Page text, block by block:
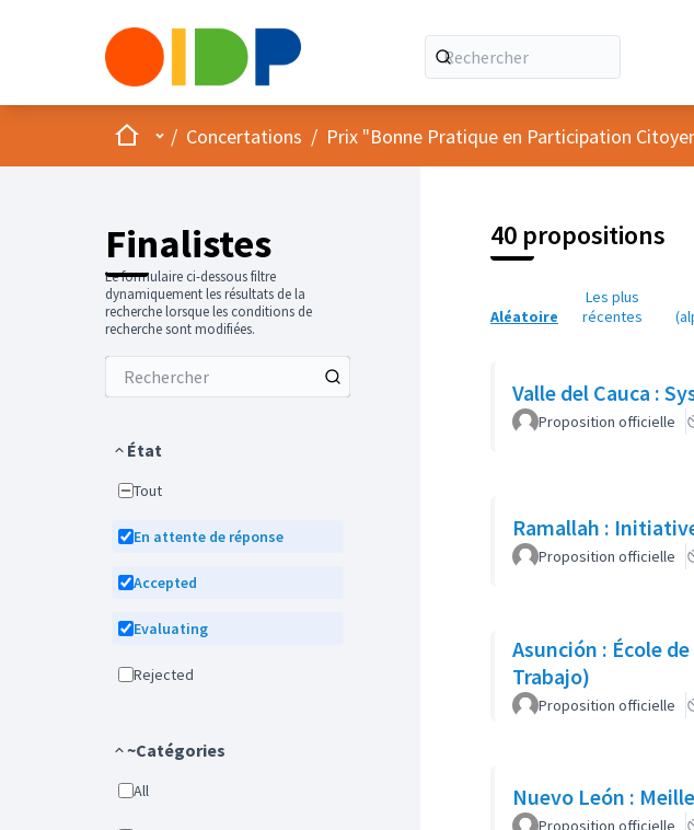
AccueilMenu principal
/ Concertations / Prix "Bonne Pratique en Participation
Finalistes
Le formulaire ci-dessous filtre
dynamiquement les résultats de la
recherche lorsque les conditions de
recherche sont modifiées.
État
Tout
En attente de réponse
Accepted
Evaluating
Rejected
~Catégories
All
40 propositions
Aléatoire
Les plus
récentes
Valle del Cauca :
Proposition officielle
Ramallah :
Proposition officielle
Asunción : École
Trabajo)
Proposition officielle
Nuevo León :
Proposition officielle